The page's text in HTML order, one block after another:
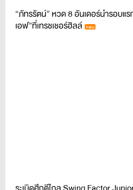
“ภัทรรัตน์” หวด 8 อันเดอร์นำรอบแ
เอฟ”ที่เทรชเชอร์ฮิลล์